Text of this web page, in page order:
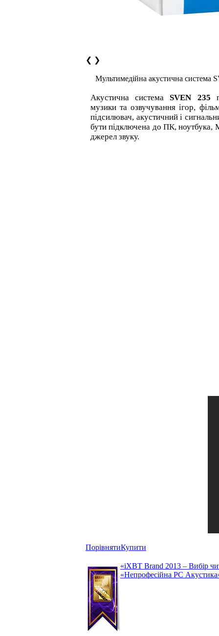
❮ ❯
Мультимедійна акустична система
Акустична системаSVEN 235
музики та озвучування ігор,
підсилювач, акустичний і
бути підключена до ПК, ноутбука,
джерел звуку.
ПорівнятиКупити
«iXBT Brand 2013 – Вибір
«Непрофесійна РС